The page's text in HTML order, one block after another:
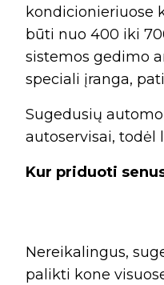
kondicionieriuose
būti nuo 400 iki
sistemos gedimo
speciali įranga,
Sugedusių
autoservisai, todėl
Kur priduoti
Nereikalingus,
palikti kone